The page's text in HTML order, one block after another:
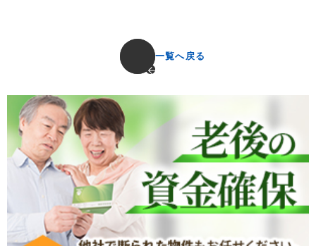
一覧へ戻る